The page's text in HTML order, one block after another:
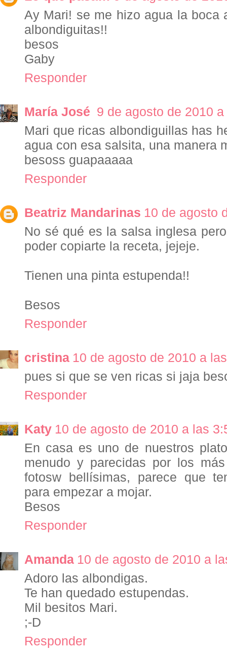
Ay Mari! se me hizo agua la boca
albondiguitas!!
besos
Gaby
Responder
María José 9 de agosto de 2010
Mari que ricas albondiguillas has
agua con esa salsita, una manera
besoss guapaaaaa
Responder
Beatriz Mandarinas 10 de agosto
No sé qué es la salsa inglesa
poder copiarte la receta, jejeje.
Tienen una pinta estupenda!!
Besos
Responder
cristina 10 de agosto de 2010 a
pues si que se ven ricas si jaja
Responder
Katy 10 de agosto de 2010 a las
En casa es uno de nuestros
menudo y parecidas por los
fotosw bellísimas, parece que
para empezar a mojar.
Besos
Responder
Amanda 10 de agosto de 2010 a
Adoro las albondigas.
Te han quedado estupendas.
Mil besitos Mari.
;-D
Responder